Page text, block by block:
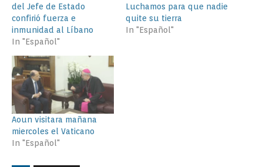
del Jefe de Estado
confirió fuerza e
inmunidad al Líbano
In "Español"
Luchamos para que nadie
quite su tierra
In "Español"
Aoun visitara mañana
miercoles el Vaticano
In "Español"